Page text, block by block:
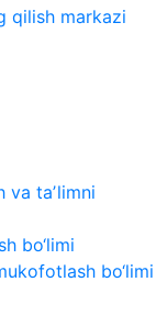
qilish markazi
taʼlimni
bo‘limi
bo‘limi